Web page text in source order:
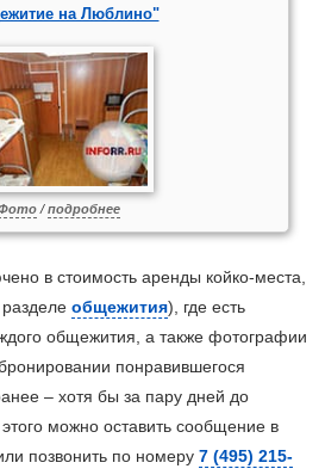
на Люблино"
/подробнее
в стоимость аренды койко-места,
общежития), где есть
общежития, а также фотографии
понравившегося
– хотя бы за пару дней до
можно оставить сообщение в
позвонить по номеру 7 (495) 215-